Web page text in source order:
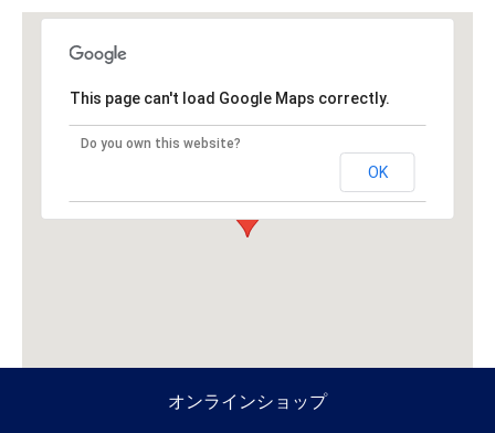
This page can't load Google Maps correctly.
Do you own this website?
OK
オンラインショップ